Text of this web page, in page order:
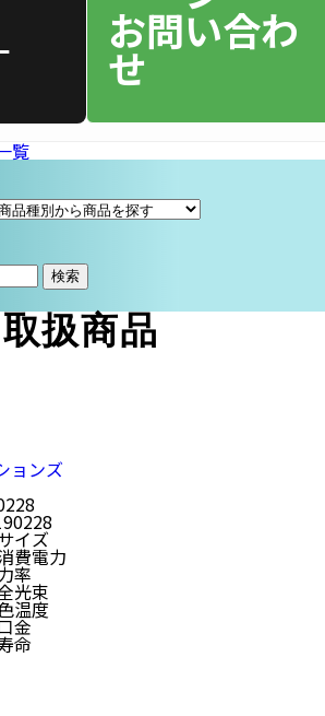
お問い合わ
せ
検索
取扱商品
ョンズ
イズ
費電力
率
光束
温度
金
命